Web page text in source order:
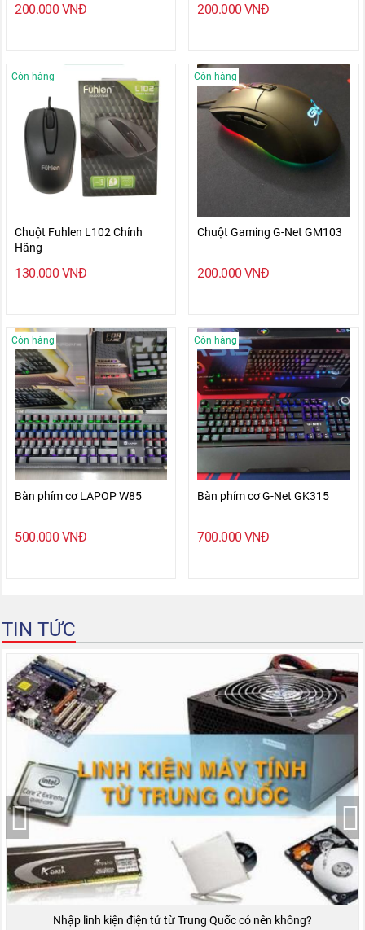
200.000 VNĐ 200.000 VNĐ
Chuột Fuhlen L102 Chính
Hãng
Còn hàng
130.000 VNĐ
Chuột Gaming G-Net GM103
Còn hàng
200.000 VNĐ
Bàn phím cơ LAPOP W85
Còn hàng
500.000 VNĐ
Bàn phím cơ G-Net GK315
Còn hàng
700.000 VNĐ
TIN TỨC
Nhập linh kiện điện tử từ Trung Quốc có nên không?